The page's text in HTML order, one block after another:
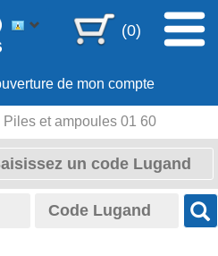
(0)
de mon compte
Piles et ampoules 01 60